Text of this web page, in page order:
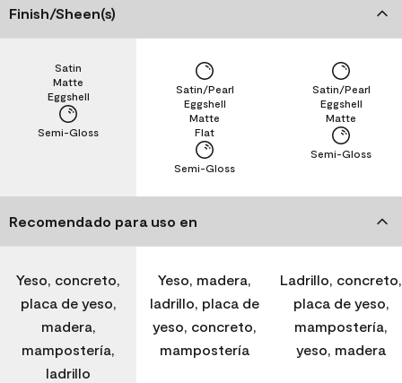
Finish/Sheen(s)
Semi-Gloss
Eggshell
Matte
Satin
Semi-Gloss
Flat
Matte
Eggshell
Satin/Pearl
Semi-Gloss
Matte
Eggshell
Satin/Pearl
Recomendado para uso en
Yeso, concreto,
placa de yeso,
madera,
mampostería,
ladrillo
Yeso, madera,
ladrillo, placa de
yeso, concreto,
mampostería
Ladrillo, concreto,
placa de yeso,
mampostería,
yeso, madera